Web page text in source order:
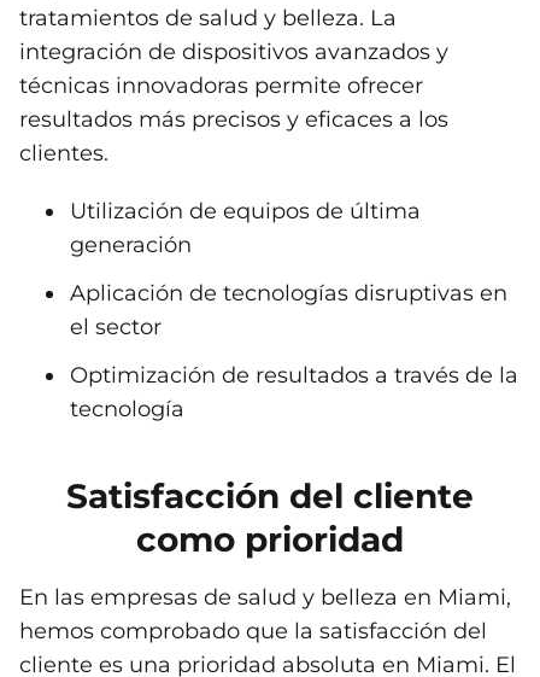
tratamientos de salud y belleza. La
integración de dispositivos avanzados y
técnicas innovadoras permite ofrecer
resultados más precisos y eficaces a los
clientes.
Utilización de equipos de última
generación
Aplicación de tecnologías disruptivas en
el sector
Optimización de resultados a través de la
tecnología
Satisfacción del cliente
como prioridad
En las empresas de salud y belleza en Miami,
hemos comprobado que la satisfacción del
cliente es una prioridad absoluta en Miami. El